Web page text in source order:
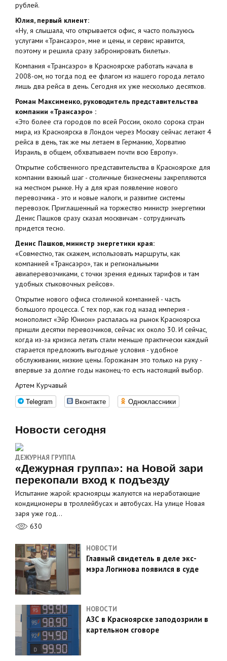
рублей.
Юлия, первый клиент:
«Ну, я слышала, что открывается офис, я часто пользуюсь
услугами «Трансаэро», мне и цены, и сервис нравится,
поэтому и решила сразу забронировать билеты».
Компания «Трансаэро» в Красноярске работать начала в
2008-ом, но тогда под ее флагом из нашего города летало
лишь два рейса в день. Сегодня их уже несколько десятков.
Роман Максименко, руководитель представительства
компании «Трансаэро» :
«Это более ста городов по всей России, около сорока стран
мира, из Красноярска в Лондон через Москву сейчас летают 4
рейса в день, так же мы летаем в Германию, Хорватию
Израиль, в общем, обхватываем почти всю Европу».
Открытие собственного представительства в Красноярске для
компании важный шаг - столичные бизнесмены закрепляются
на местном рынке. Ну а для края появление нового
перевозчика - это и новые налоги, и развитие системы
перевозок. Приглашенный на торжество министр энергетики
Денис Пашков сразу сказал москвичам - сотрудничать
придется тесно.
Денис Пашков, министр энергетики края:
«Совместно, так скажем, использовать маршруты, как
компанией «Трансаэро», так и региональными
авиаперевозчиками, с точки зрения единых тарифов и там
удобных стыковочных рейсов».
Открытие нового офиса столичной компанией - часть
большого процесса. С тех пор, как год назад империя -
монополист «Эйр Юнион» распалась на рынок Красноярска
пришли десятки перевозчиков, сейчас их около 30. И сейчас,
когда из-за кризиса летать стали меньше практически каждый
старается предложить выгодные условия - удобное
обслуживании, низкие цены. Горожанам это только на руку -
впервые за долгие годы наконец-то есть настоящий выбор.
Артем Курчавый
Telegram Вконтакте Одноклассники
Новости сегодня
ДЕЖУРНАЯ ГРУППА
«Дежурная группа»: на Новой зари
перекопали вход к подъезду
Испытание жарой: красноярцы жалуются на неработающие
кондиционеры в троллейбусах и автобусах. На улице Новая
заря уже год…
630
НОВОСТИ
Главный свидетель в деле экс-
мэра Логинова появился в суде
НОВОСТИ
АЗС в Красноярске заподозрили в
картельном сговоре